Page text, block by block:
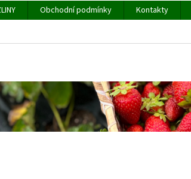
Obchodní podmínky Kontakty